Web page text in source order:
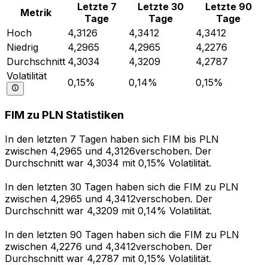
Metrik
Letzte 7
Tage
Letzte 30
Tage
Letzte 90
Tage
Hoch
4,3126 4,3412
4,3412
Niedrig
4,2965 4,2965
4,2276
Durchschnitt 4,3034 4,3209
4,2787
Volatilität
0,15% 0,14% 0,15%
FIM zu PLN Statistiken
In den letzten 7 Tagen haben sich FIM bis PLN
zwischen 4,2965 und 4,3126verschoben. Der
Durchschnitt war 4,3034 mit 0,15% Volatilität.
In den letzten 30 Tagen haben sich die FIM zu PLN
zwischen 4,2965 und 4,3412verschoben. Der
Durchschnitt war 4,3209 mit 0,14% Volatilität.
In den letzten 90 Tagen haben sich die FIM zu PLN
zwischen 4,2276 und 4,3412verschoben. Der
Durchschnitt war 4,2787 mit 0,15% Volatilität.